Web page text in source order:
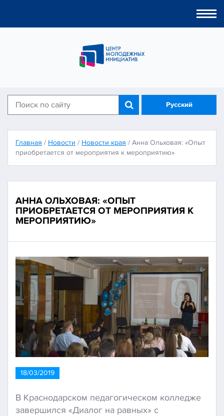
Русский
Главная / Новости / Новости края / Анна Ольховая: «Опыт
приобретается от мероприятия к мероприятию»
АННА ОЛЬХОВАЯ: «ОПЫТ
ПРИОБРЕТАЕТСЯ ОТ МЕРОПРИЯТИЯ К
МЕРОПРИЯТИЮ»
18/03/2019
В Краснодарском педагогическом колледже
завершился «Диалог на равных» с